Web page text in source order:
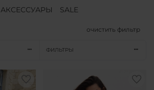
АКСЕССУАРЫ
SALE
очистить фильтр
ФИЛЬТРЫ